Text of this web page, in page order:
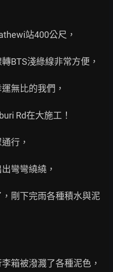
站400公尺，
BTS淺綠線非常方便，
無比的我們，
Rd在大施工！
行，
彎彎繞繞，
剛下完雨各種積水與泥
箱被潑濺了各種泥色，